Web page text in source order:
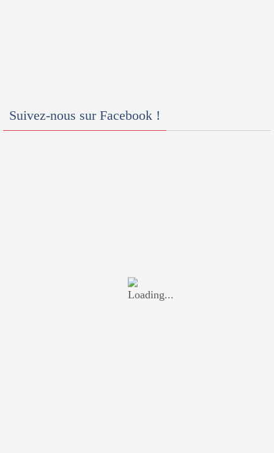
Suivez-nous sur Facebook !